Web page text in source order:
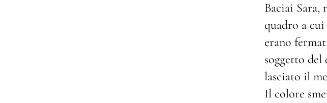
Baciai Sara,
quadro a cui
erano
soggetto del
lasciato il
Il colore